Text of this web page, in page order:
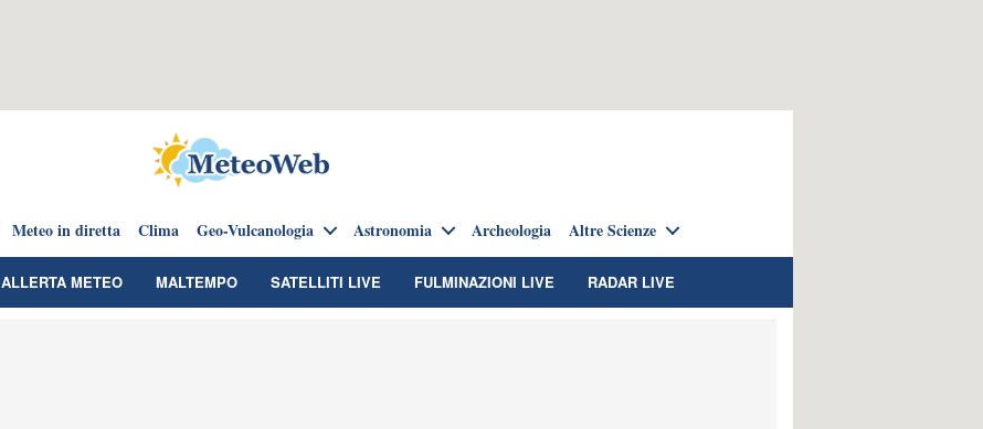
Meteo in diretta Clima Geo-Vulcanologia Astronomia Archeologia Altre Scienze
ALLERTA METEO MALTEMPO SATELLITI LIVE FULMINAZIONI LIVE RADAR LIVE